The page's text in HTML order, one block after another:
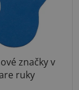
značky v
ruky